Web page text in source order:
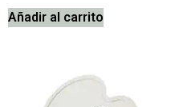
Añadir al carrito